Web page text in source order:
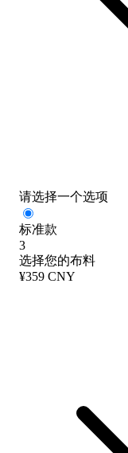
请选择一个选项
标准款
3
选择您的布料
¥359 CNY